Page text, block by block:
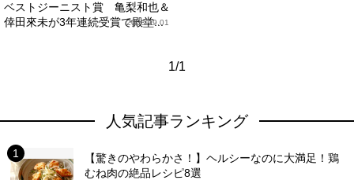
ベストジーニスト賞 亀梨和也＆
倖田來未が3年連続受賞で殿堂...
2008.09.01
1/1
人気記事ランキング
【驚きのやわらかさ！】ヘルシーなのに大満足！鶏
むね肉の絶品レシピ8選